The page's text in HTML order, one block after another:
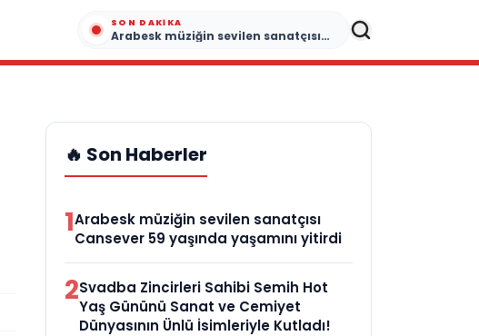
SON DAKIKA
Arabesk müziğin sevilen sanatçısı Cansever 59 yaşında yaşamını yitirdi
🔥 Son Haberler
1Arabesk müziğin sevilen sanatçısı
Cansever 59 yaşında yaşamını yitirdi
2Svadba Zincirleri Sahibi Semih Hot
Yaş Gününü Sanat ve Cemiyet
Dünyasının Ünlü İsimleriyle Kutladı!